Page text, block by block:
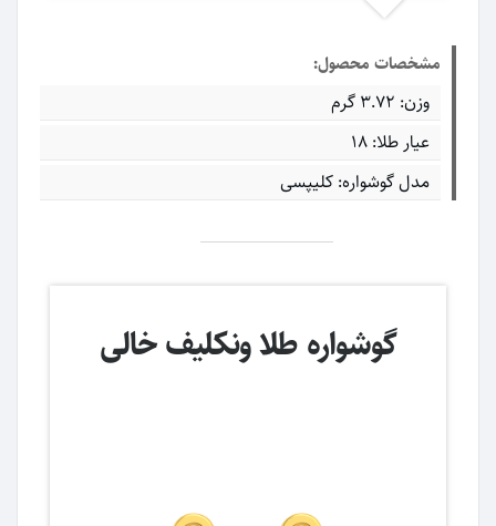
مشخصات محصول:
وزن: ۳.۷۲ گرم
عیار طلا: ۱۸
مدل گوشواره: کلیپسی
گوشواره طلا ونکلیف خالی